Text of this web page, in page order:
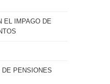
EL IMPAGO DE
PENSIONES